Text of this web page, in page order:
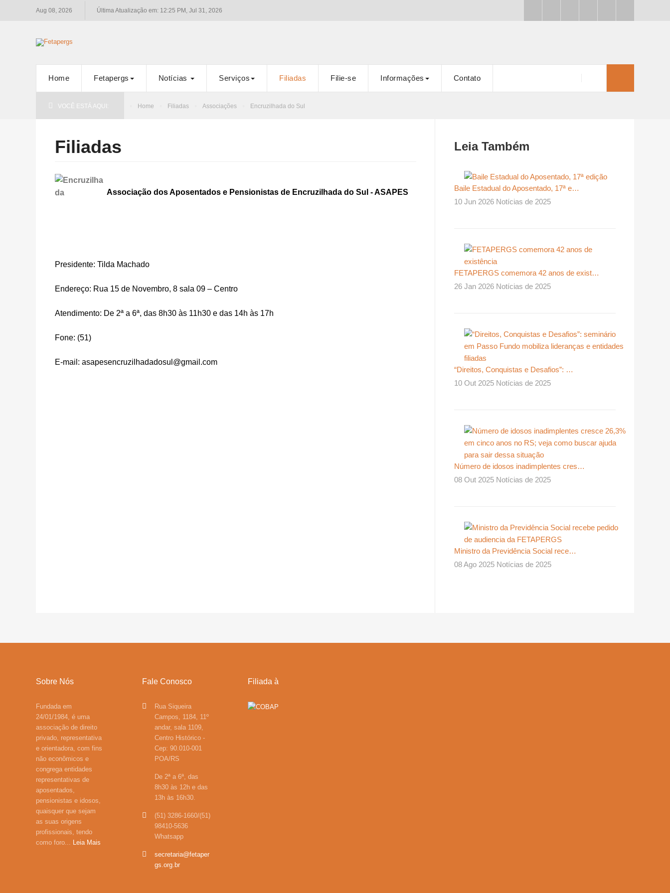
Aug 08, 2026 Última Atualização em: 12:25 PM, Jul 31, 2026
Home Fetapergs Notícias Serviços Filiadas Filie-se Informações Contato
VOCÊ ESTÁ AQUI: Home Filiadas Associações Encruzilhada do Sul
Filiadas
Associação dos Aposentados e Pensionistas de Encruzilhada do Sul - ASAPES
Presidente: Tilda Machado
Endereço: Rua 15 de Novembro, 8 sala 09 – Centro
Atendimento: De 2ª a 6ª, das 8h30 às 11h30 e das 14h às 17h
Fone: (51)
E-mail: asapesencruzilhadadosul@gmail.com
Leia Também
Baile Estadual do Aposentado, 17ª e…
10 Jun 2026 Notícias de 2025
FETAPERGS comemora 42 anos de exist…
26 Jan 2026 Notícias de 2025
“Direitos, Conquistas e Desafios”: …
10 Out 2025 Notícias de 2025
Número de idosos inadimplentes cres…
08 Out 2025 Notícias de 2025
Ministro da Previdência Social rece…
08 Ago 2025 Notícias de 2025
Sobre Nós
Fundada em
24/01/1984, é uma
associação de direito
privado, representativa
e orientadora, com fins
não econômicos e
congrega entidades
representativas de
aposentados,
pensionistas e idosos,
quaisquer que sejam
as suas origens
profissionais, tendo
como foro... Leia Mais
Fale Conosco
Rua Siqueira
Campos, 1184, 11º
andar, sala 1109,
Centro Histórico -
Cep: 90.010-001
POA/RS
De 2ª a 6ª, das
8h30 às 12h e das
13h às 16h30.
(51) 3286-1660/(51)
98410-5636
Whatsapp
secretaria@fetaper
gs.org.br
Filiada à